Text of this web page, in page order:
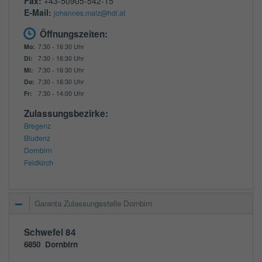
E-Mail: johannes.malz@hdi.at
Öffnungszeiten:
Mo: 7:30 - 16:30 Uhr
Di:
7:30 - 16:30 Uhr
Mi: 7:30 - 16:30 Uhr
Do: 7:30 - 16:30 Uhr
Fr:
7:30 - 14:00 Uhr
Zulassungsbezirke:
Bregenz
Bludenz
Dornbirn
Feldkirch
Garanta Zulassungsstelle Dornbirn
Schwefel 84
6850 Dornbirn